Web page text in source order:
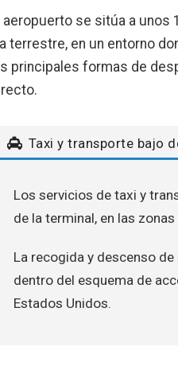
aeropuerto se sitúa a unos
terrestre, en un entorno
principales formas de
Taxi y transporte bajo
Los servicios de taxi y
de la terminal, en las
La recogida y descenso
dentro del esquema de
Estados Unidos.